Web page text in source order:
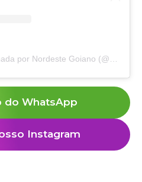
Uma publicação compartilhada por Nordeste Goiano (@nordeste.goiano)
do WhatsApp
Instagram